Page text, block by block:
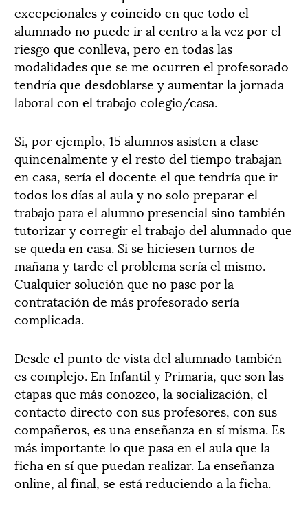
excepcionales y coincido en que todo el
alumnado no puede ir al centro a la vez por el
riesgo que conlleva, pero en todas las
modalidades que se me ocurren el profesorado
tendría que desdoblarse y aumentar la jornada
laboral con el trabajo colegio/casa.
Si, por ejemplo, 15 alumnos asisten a clase
quincenalmente y el resto del tiempo trabajan
en casa, sería el docente el que tendría que ir
todos los días al aula y no solo preparar el
trabajo para el alumno presencial sino también
tutorizar y corregir el trabajo del alumnado que
se queda en casa. Si se hiciesen turnos de
mañana y tarde el problema sería el mismo.
Cualquier solución que no pase por la
contratación de más profesorado sería
complicada.
Desde el punto de vista del alumnado también
es complejo. En Infantil y Primaria, que son las
etapas que más conozco, la socialización, el
contacto directo con sus profesores, con sus
compañeros, es una enseñanza en sí misma. Es
más importante lo que pasa en el aula que la
ficha en sí que puedan realizar. La enseñanza
online, al final, se está reduciendo a la ficha.